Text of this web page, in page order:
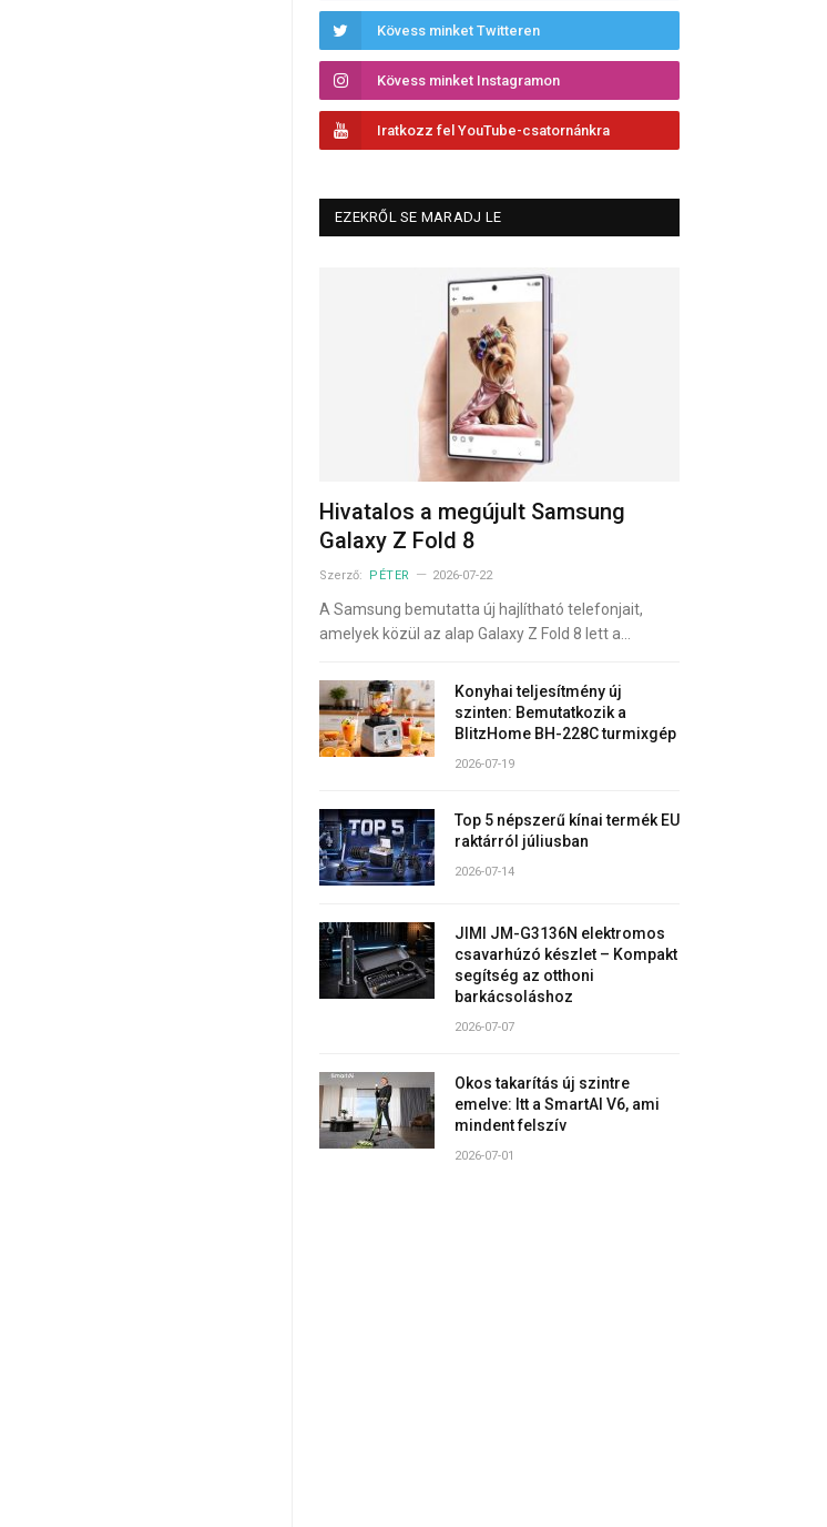
Kövess minket Twitteren
Kövess minket Instagramon
Iratkozz fel YouTube-csatornánkra
EZEKRŐL SE MARADJ LE
Hivatalos a megújult Samsung
Galaxy Z Fold 8
Szerző: PÉTER 2026-07-22
A Samsung bemutatta új hajlítható telefonjait,
amelyek közül az alap Galaxy Z Fold 8 lett a…
Konyhai teljesítmény új
szinten: Bemutatkozik a
BlitzHome BH-228C turmixgép
2026-07-19
Top 5 népszerű kínai termék EU
raktárról júliusban
2026-07-14
JIMI JM-G3136N elektromos
csavarhúzó készlet – Kompakt
segítség az otthoni
barkácsoláshoz
2026-07-07
Okos takarítás új szintre
emelve: Itt a SmartAI V6, ami
mindent felszív
2026-07-01